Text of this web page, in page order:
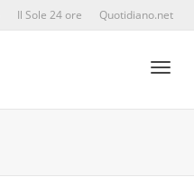
Il Sole 24 ore Quotidiano.net